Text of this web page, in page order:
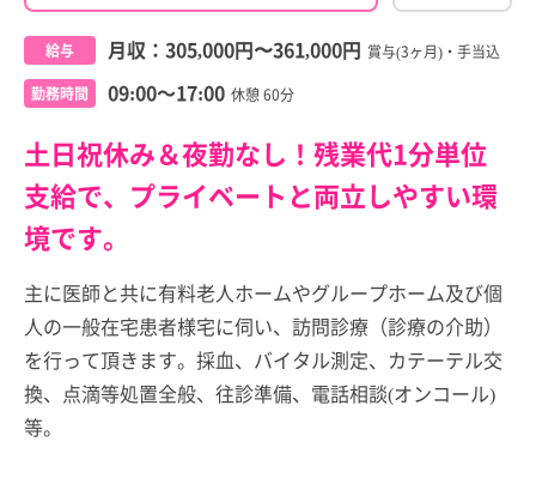
給与 月収： 305,000円〜361,000円 賞与(3ヶ月)・手当込
勤務時間 09:00～17:00 休憩 60分
土日祝休み＆夜勤なし！残業代1分単位
支給で、プライベートと両立しやすい環
境です。
主に医師と共に有料老人ホームやグループホーム及び個
人の一般在宅患者様宅に伺い、訪問診療（診療の介助）
を行って頂きます。採血、バイタル測定、カテーテル交
換、点滴等処置全般、往診準備、電話相談(オンコール)
等。